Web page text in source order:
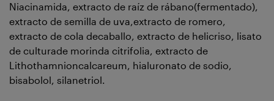
Niacinamida, extracto de raíz de rábano(fermentado),
extracto de semilla de uva,extracto de romero,
extracto de cola decaballo, extracto de helicriso, lisato
de culturade morinda citrifolia, extracto de
Lithothamnioncalcareum, hialuronato de sodio,
bisabolol, silanetriol.